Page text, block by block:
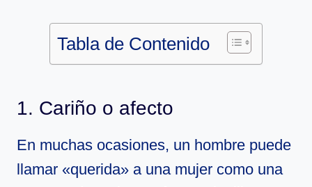
Tabla de Contenido
1. Cariño o afecto
En muchas ocasiones, un hombre puede
llamar «querida» a una mujer como una